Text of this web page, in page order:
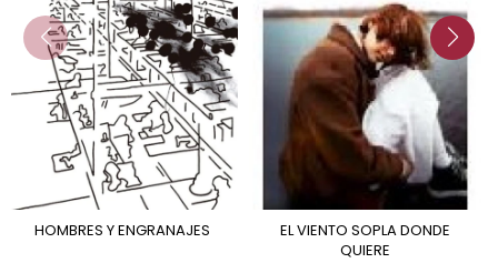
HOMBRES Y ENGRANAJES
EL VIENTO SOPLA DONDE
QUIERE